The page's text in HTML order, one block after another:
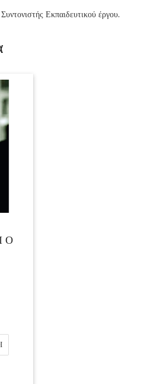
Εκπαιδευτικού έργου.
Ο